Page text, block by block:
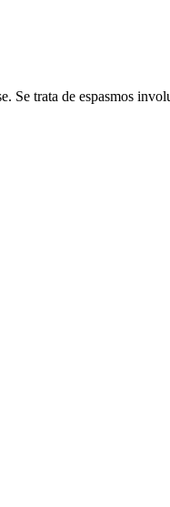
Se trata de espasmos